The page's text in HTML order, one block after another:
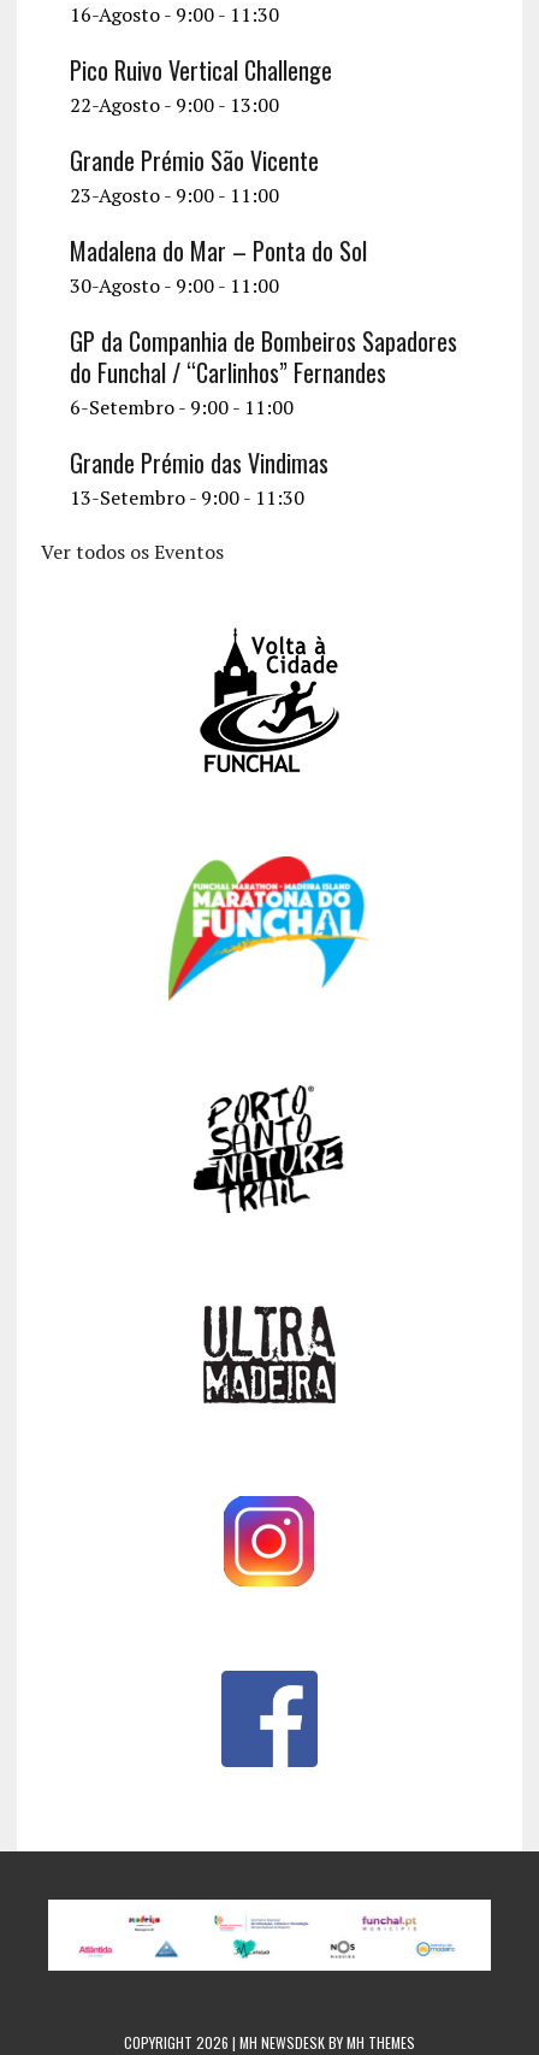
16-Agosto - 9:00- 11:30
Pico Ruivo Vertical Challenge
22-Agosto - 9:00- 13:00
Grande Prémio São Vicente
23-Agosto - 9:00- 11:00
Madalena do Mar – Ponta do Sol
30-Agosto - 9:00- 11:00
GP da Companhia de Bombeiros Sapadores
do Funchal / “Carlinhos” Fernandes
6-Setembro - 9:00- 11:00
Grande Prémio das Vindimas
13-Setembro - 9:00- 11:30
Ver todos os Eventos
COPYRIGHT 2026 | MH NEWSDESK BYMH THEMES